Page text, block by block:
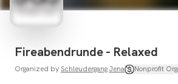
Fireabendrunde - Relaxed
Organized bySchleudergang Jena Nonprofit